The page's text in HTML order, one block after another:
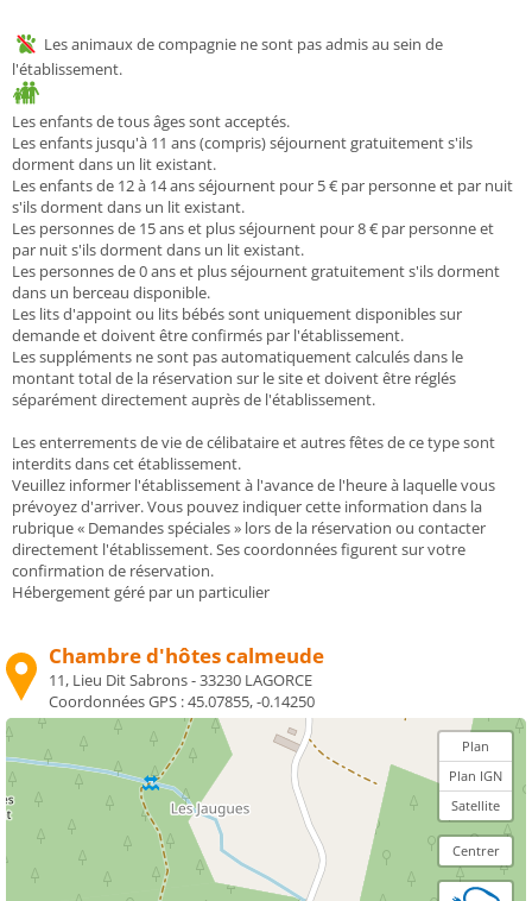
Les animaux de compagnie ne sont pas admis au sein de
l'établissement.
Les enfants de tous âges sont acceptés.
Les enfants jusqu'à 11 ans (compris) séjournent gratuitement s'ils
dorment dans un lit existant.
Les enfants de 12 à 14 ans séjournent pour 5 € par personne et par nuit
s'ils dorment dans un lit existant.
Les personnes de 15 ans et plus séjournent pour 8 € par personne et
par nuit s'ils dorment dans un lit existant.
Les personnes de 0 ans et plus séjournent gratuitement s'ils dorment
dans un berceau disponible.
Les lits d'appoint ou lits bébés sont uniquement disponibles sur
demande et doivent être confirmés par l'établissement.
Les suppléments ne sont pas automatiquement calculés dans le
montant total de la réservation sur le site et doivent être réglés
séparément directement auprès de l'établissement.
Les enterrements de vie de célibataire et autres fêtes de ce type sont
interdits dans cet établissement.
Veuillez informer l'établissement à l'avance de l'heure à laquelle vous
prévoyez d'arriver. Vous pouvez indiquer cette information dans la
rubrique « Demandes spéciales » lors de la réservation ou contacter
directement l'établissement. Ses coordonnées figurent sur votre
confirmation de réservation.
Hébergement géré par un particulier
Chambre d'hôtes calmeude
11, Lieu Dit Sabrons - 33230 LAGORCE
Coordonnées GPS :45.07855, -0.14250
Plan
Plan IGN
Satellite
Centrer